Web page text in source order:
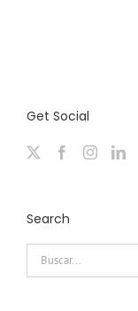
Get Social
Search
Buscar: